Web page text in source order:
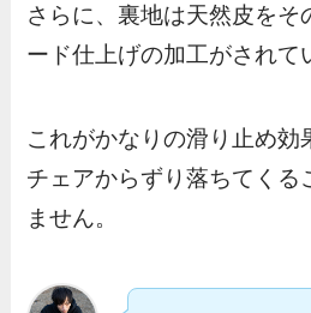
さらに、裏地は天然皮をそ
ード仕上げの加工がされて
これがかなりの滑り止め効
チェアからずり落ちてくる
ません。